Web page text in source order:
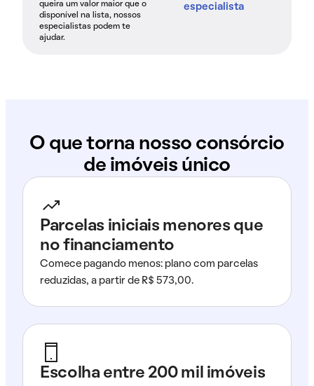
queira um valor maior que o
disponível na lista, nossos
especialistas podem te
ajudar.
especialista
O que torna nosso consórcio
de imóveis único
Parcelas iniciais menores que
no financiamento
Comece pagando menos: plano com parcelas
reduzidas, a partir de R$ 573,00.
Escolha entre 200 mil imóveis